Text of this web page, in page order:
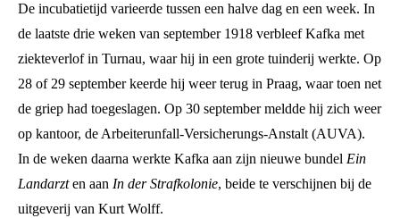
De incubatietijd varieerde tussen een halve dag en een week. In
de laatste drie weken van september 1918 verbleef Kafka met
ziekteverlof in Turnau, waar hij in een grote tuinderij werkte. Op
28 of 29 september keerde hij weer terug in Praag, waar toen net
de griep had toegeslagen. Op 30 september meldde hij zich weer
op kantoor, de Arbeiterunfall-Versicherungs-Anstalt (AUVA).
In de weken daarna werkte Kafka aan zijn nieuwe bundel Ein
Landarzten aan In der Strafkolonie, beide te verschijnen bij de
uitgeverij van Kurt Wolff.